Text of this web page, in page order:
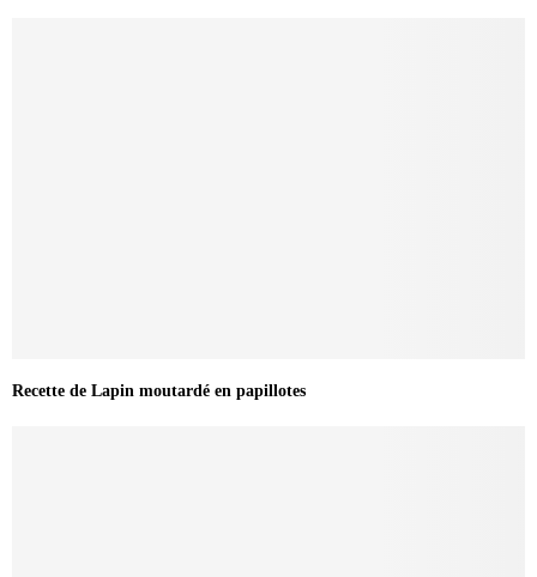
Recette de Lapin moutardé en papillotes